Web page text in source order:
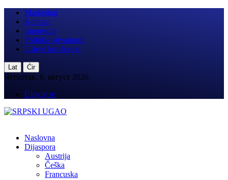
Marketing
Kontakt
Impresum
Politika privatnosti
Uslovi korišćenja
Lat | Ćir
Четвртак, 6. август 2026.
Uloguj se
Naslovna
Dijaspora
Austrija
Češka
Francuska